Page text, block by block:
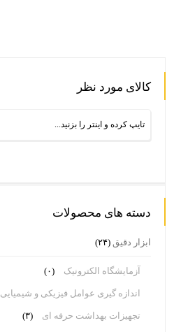
کالای مورد نظر
دسته های محصولات
ابزار دقیق (۲۴)
آزمایشگاه الکترونیک (۰)
اندازه گیری عوامل فیزیکی و شیمیایی
تجهیزات بهداشت حرفه ای (۳)